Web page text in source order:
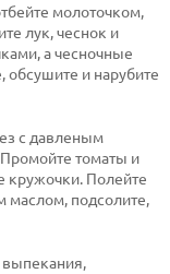
молоточком,
лук, чеснок и
а чесночные
обсушите и нарубите
с давленым
томаты и
кружочки. Полейте
подсолите,